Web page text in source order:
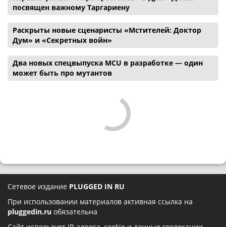
посвящен важному Таргариену
Раскрыты новые сценаристы «Мстителей: Доктор
Дум» и «Секретных войн»
Два новых спецвыпуска MCU в разработке — один
может быть про мутантов
Сетевое издание PLUGGED IN RU
При использовании материалов активная ссылка на
pluggedin.ru обязательна